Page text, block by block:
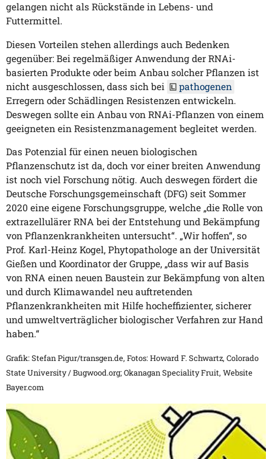
gelangen nicht als Rückstände in Lebens- und
Futtermittel.
Diesen Vorteilen stehen allerdings auch Bedenken
gegenüber: Bei regelmäßiger Anwendung der RNAi-
basierten Produkte oder beim Anbau solcher Pflanzen ist
nicht ausgeschlossen, dass sich bei
pathogenen
Erregern oder Schädlingen Resistenzen entwickeln.
Deswegen sollte ein Anbau von RNAi-Pflanzen von einem
geeigneten ein Resistenzmanagement begleitet werden.
Das Potenzial für einen neuen biologischen
Pflanzenschutz ist da, doch vor einer breiten Anwendung
ist noch viel Forschung nötig. Auch deswegen fördert die
Deutsche Forschungsgemeinschaft (DFG) seit Sommer
2020 eine eigene Forschungsgruppe, welche „die Rolle von
extrazellulärer RNA bei der Entstehung und Bekämpfung
von Pflanzenkrankheiten untersucht“. „Wir hoffen“, so
Prof. Karl-Heinz Kogel, Phytopathologe an der Universität
Gießen und Koordinator der Gruppe, „dass wir auf Basis
von RNA einen neuen Baustein zur Bekämpfung von alten
und durch Klimawandel neu auftretenden
Pflanzenkrankheiten mit Hilfe hocheffizienter, sicherer
und umweltverträglicher biologischer Verfahren zur Hand
haben.“
Grafik: Stefan Pigur/transgen.de, Fotos: Howard F. Schwartz, Colorado
State University / Bugwood.org; Okanagan Speciality Fruit, Website
Bayer.com